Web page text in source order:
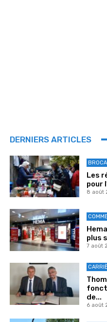
DERNIERS ARTICLES
Les
pour
8 août
plus
7 août
de...
6 août